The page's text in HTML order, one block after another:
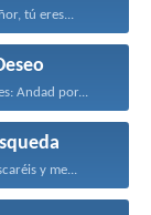
tú eres...
Andad por...
y me...